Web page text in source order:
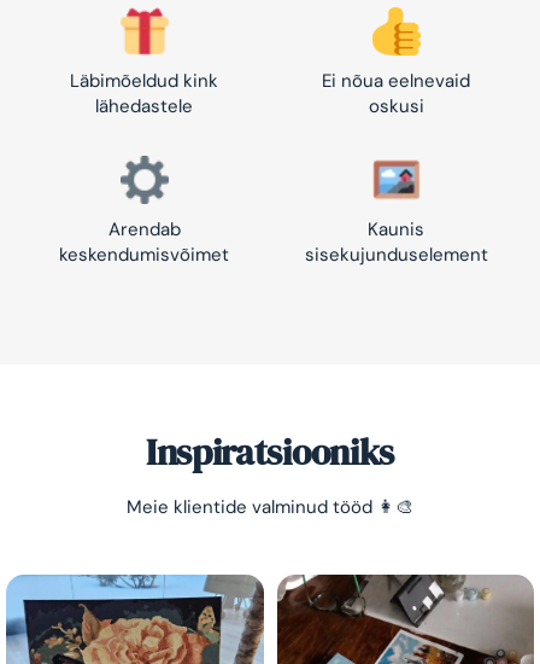
Läbimõeldud kink
lähedastele
Ei nõua eelnevaid
oskusi
Arendab
keskendumisvõimet
Kaunis
sisekujunduselement
Inspiratsiooniks
Meie klientide valminud tööd 👩‍🎨
Säästa -10%!